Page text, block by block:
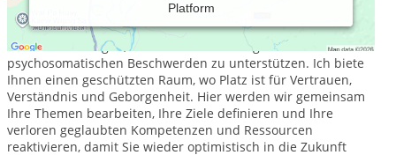
Platform
Mein Anliegen ist es Menschen in schwierigen
Lebenssituationen, persönlichen Krisenzeiten, bei
Verlusterfahrungen, seelischen Verletzungen und
psychosomatischen Beschwerden zu unterstützen. Ich biete
Ihnen einen geschützten Raum, wo Platz ist für Vertrauen,
Verständnis und Geborgenheit. Hier werden wir gemeinsam
Ihre Themen bearbeiten, Ihre Ziele definieren und Ihre
verloren geglaubten Kompetenzen und Ressourcen
reaktivieren, damit Sie wieder optimistisch in die Zukunft